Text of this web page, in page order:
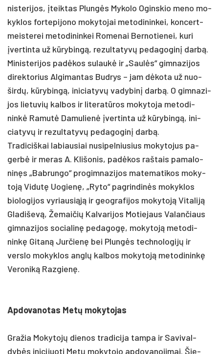
nis­te­ri­jos, įteik­tas Plungės My­ko­lo Ogins­kio me­no mo­
kyk­los for­te­pi­jo­no mo­ky­to­jai me­to­di­nin­kei, kon­cert­
meis­te­rei me­to­di­nin­kei Ro­me­nai Ber­no­tie­nei, ku­ri
įver­tin­ta už kūry­bingą, re­zul­ta­tyvų pe­da­go­ginį darbą.
Mi­nis­te­ri­jos pa­dėkos su­laukė ir „Saulės“ gim­na­zi­jos
di­rek­to­rius Al­gi­man­tas Bud­rys – jam dėko­ta už nuo­
širdų, kūry­bingą, ini­cia­tyvų va­dy­binį darbą. O gim­na­zi­
jos lie­tu­vių kal­bos ir li­te­ratū­ros mo­ky­to­ja me­to­di­
ninkė Ra­mutė Da­mu­lienė įver­tin­ta už kūry­bingą, ini­
cia­tyvų ir re­zul­ta­tyvų pe­da­go­ginį darbą.
Tra­di­ciš­kai la­biau­siai nu­si­pel­niu­sius mo­ky­to­jus pa­
gerbė ir me­ras A. Kli­šo­nis, pa­dėkos raš­tais pa­ma­lo­
ninęs „Bab­run­go“ pro­gim­na­zi­jos ma­te­ma­ti­kos mo­ky­
toją Vi­dutę Uo­gienę, „Ry­to“ pa­grin­dinės mo­kyk­los
bio­lo­gi­jos vy­riau­siąją ir geog­ra­fi­jos mo­ky­toją Vi­ta­liją
Gla­di­ševą, Že­mai­čių Kal­va­ri­jos Mo­tie­jaus Va­lan­čiaus
gim­na­zi­jos so­cia­linę pe­da­gogę, mo­ky­toją me­to­di­
ninkę Gi­taną Jur­čienę bei Plungės tech­no­lo­gijų ir
vers­lo mo­kyk­los anglų kal­bos mo­ky­toją me­to­di­ninkę
Ve­ro­niką Raz­gienę.
Ap­do­va­no­tas Metų mo­ky­to­jas
Gra­žia Mo­ky­tojų die­nos tra­di­ci­ja tam­pa ir Sa­vi­val­
dybės ini­ci­juo­ti Metų mo­ky­to­jo ap­do­va­no­ji­mai. Šie­